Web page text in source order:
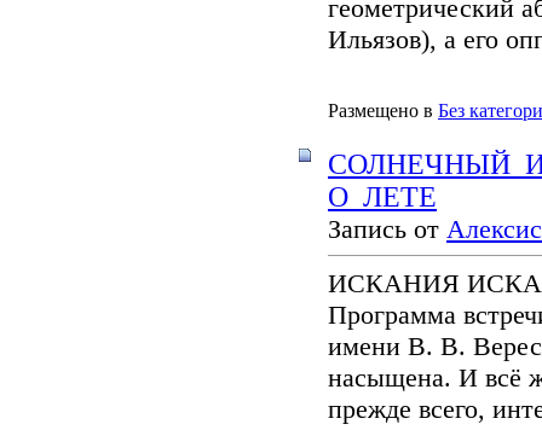
геометрический
Ильязов), а его
Размещено в Без
СОЛНЕЧНЫЙ
О ЛЕТЕ
Запись от Алексис
ИСКАНИЯ
Программа
имени В. В.
насыщена. И всё
прежде всего,